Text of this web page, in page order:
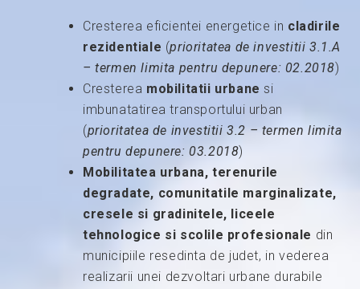
Cresterea eficientei energetice in cladirile
rezidentiale (prioritatea de investitii 3.1.A
– termen limita pentru depunere: 02.2018)
Cresterea mobilitatii urbane si
imbunatatirea transportului urban
(prioritatea de investitii 3.2 – termen limita
pentru depunere:03.2018)
Mobilitatea urbana, terenurile
degradate, comunitatile marginalizate,
cresele si gradinitele, liceele
tehnologice si scolile profesionale din
municipiile resedinta de judet, in vederea
realizarii unei dezvoltari urbane durabile